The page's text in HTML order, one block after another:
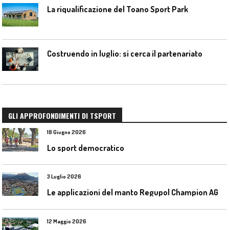
La riqualificazione del Toano Sport Park
Costruendo in luglio: si cerca il partenariato
GLI APPROFONDIMENTI DI TSPORT
18 Giugno 2026
Lo sport democratico
3 Luglio 2026
12 Maggio 2026